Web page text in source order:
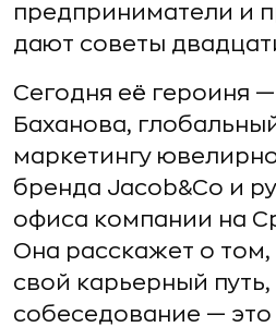
предприниматели и
дают советы
Сегодня её героиня
Баханова,
маркетингу
бренда Jacob&Co и
офиса компании на
Она расскажет о том,
свой карьерный
собеседование —